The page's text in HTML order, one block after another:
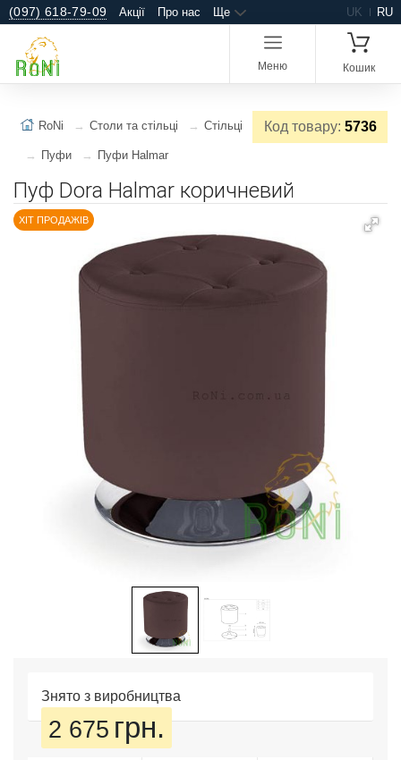
(097) 618-79-09 Акції Про нас Ще UK RU
Меню Кошик
Код товару: 5736
RoNi Столи та стільці Стільці
Пуфи Пуфи Halmar
Пуф Dora Halmar коричневий
ХІТ ПРОДАЖІВ
Знято з виробництва
2 675 грн.